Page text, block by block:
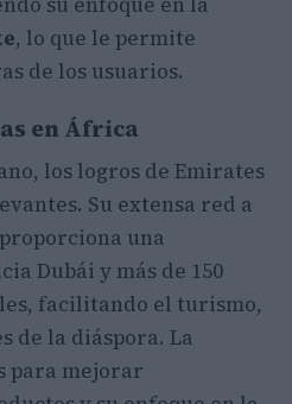
, lo que le permite
de los usuarios.
en África
los logros de Emirates
Su extensa red a
una
Dubái y más de 150
facilitando el turismo,
de la diáspora. La
para mejorar